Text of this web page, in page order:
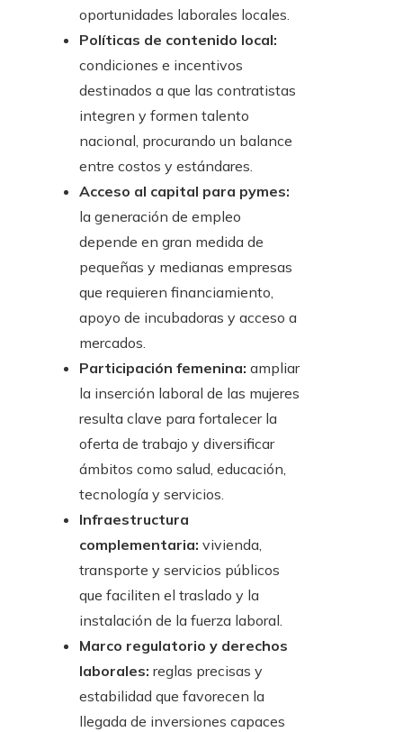
oportunidades laborales locales.
Políticas de contenido local:
condiciones e incentivos
destinados a que las contratistas
integren y formen talento
nacional, procurando un balance
entre costos y estándares.
Acceso al capital para pymes:
la generación de empleo
depende en gran medida de
pequeñas y medianas empresas
que requieren financiamiento,
apoyo de incubadoras y acceso a
mercados.
Participación femenina: ampliar
la inserción laboral de las mujeres
resulta clave para fortalecer la
oferta de trabajo y diversificar
ámbitos como salud, educación,
tecnología y servicios.
Infraestructura
complementaria: vivienda,
transporte y servicios públicos
que faciliten el traslado y la
instalación de la fuerza laboral.
Marco regulatorio y derechos
laborales: reglas precisas y
estabilidad que favorecen la
llegada de inversiones capaces